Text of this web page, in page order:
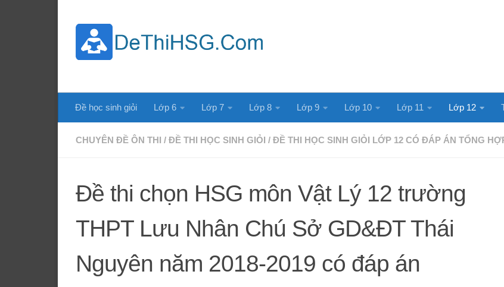
Đề học sinh giỏi Lớp 6 Lớp 7 Lớp 8 Lớp 9 Lớp 10 Lớp 11 Lớp 12
CHUYÊN ĐỀ ÔN THI / ĐỀ THI HỌC SINH GIỎI / ĐỀ THI HỌC SINH GIỎI LỚP 12 CÓ ĐÁP ÁN TỔNG
Đề thi chọn HSG môn Vật Lý 12 trường
THPT Lưu Nhân Chú Sở GD&ĐT Thái
Nguyên năm 2018-2019 có đáp án